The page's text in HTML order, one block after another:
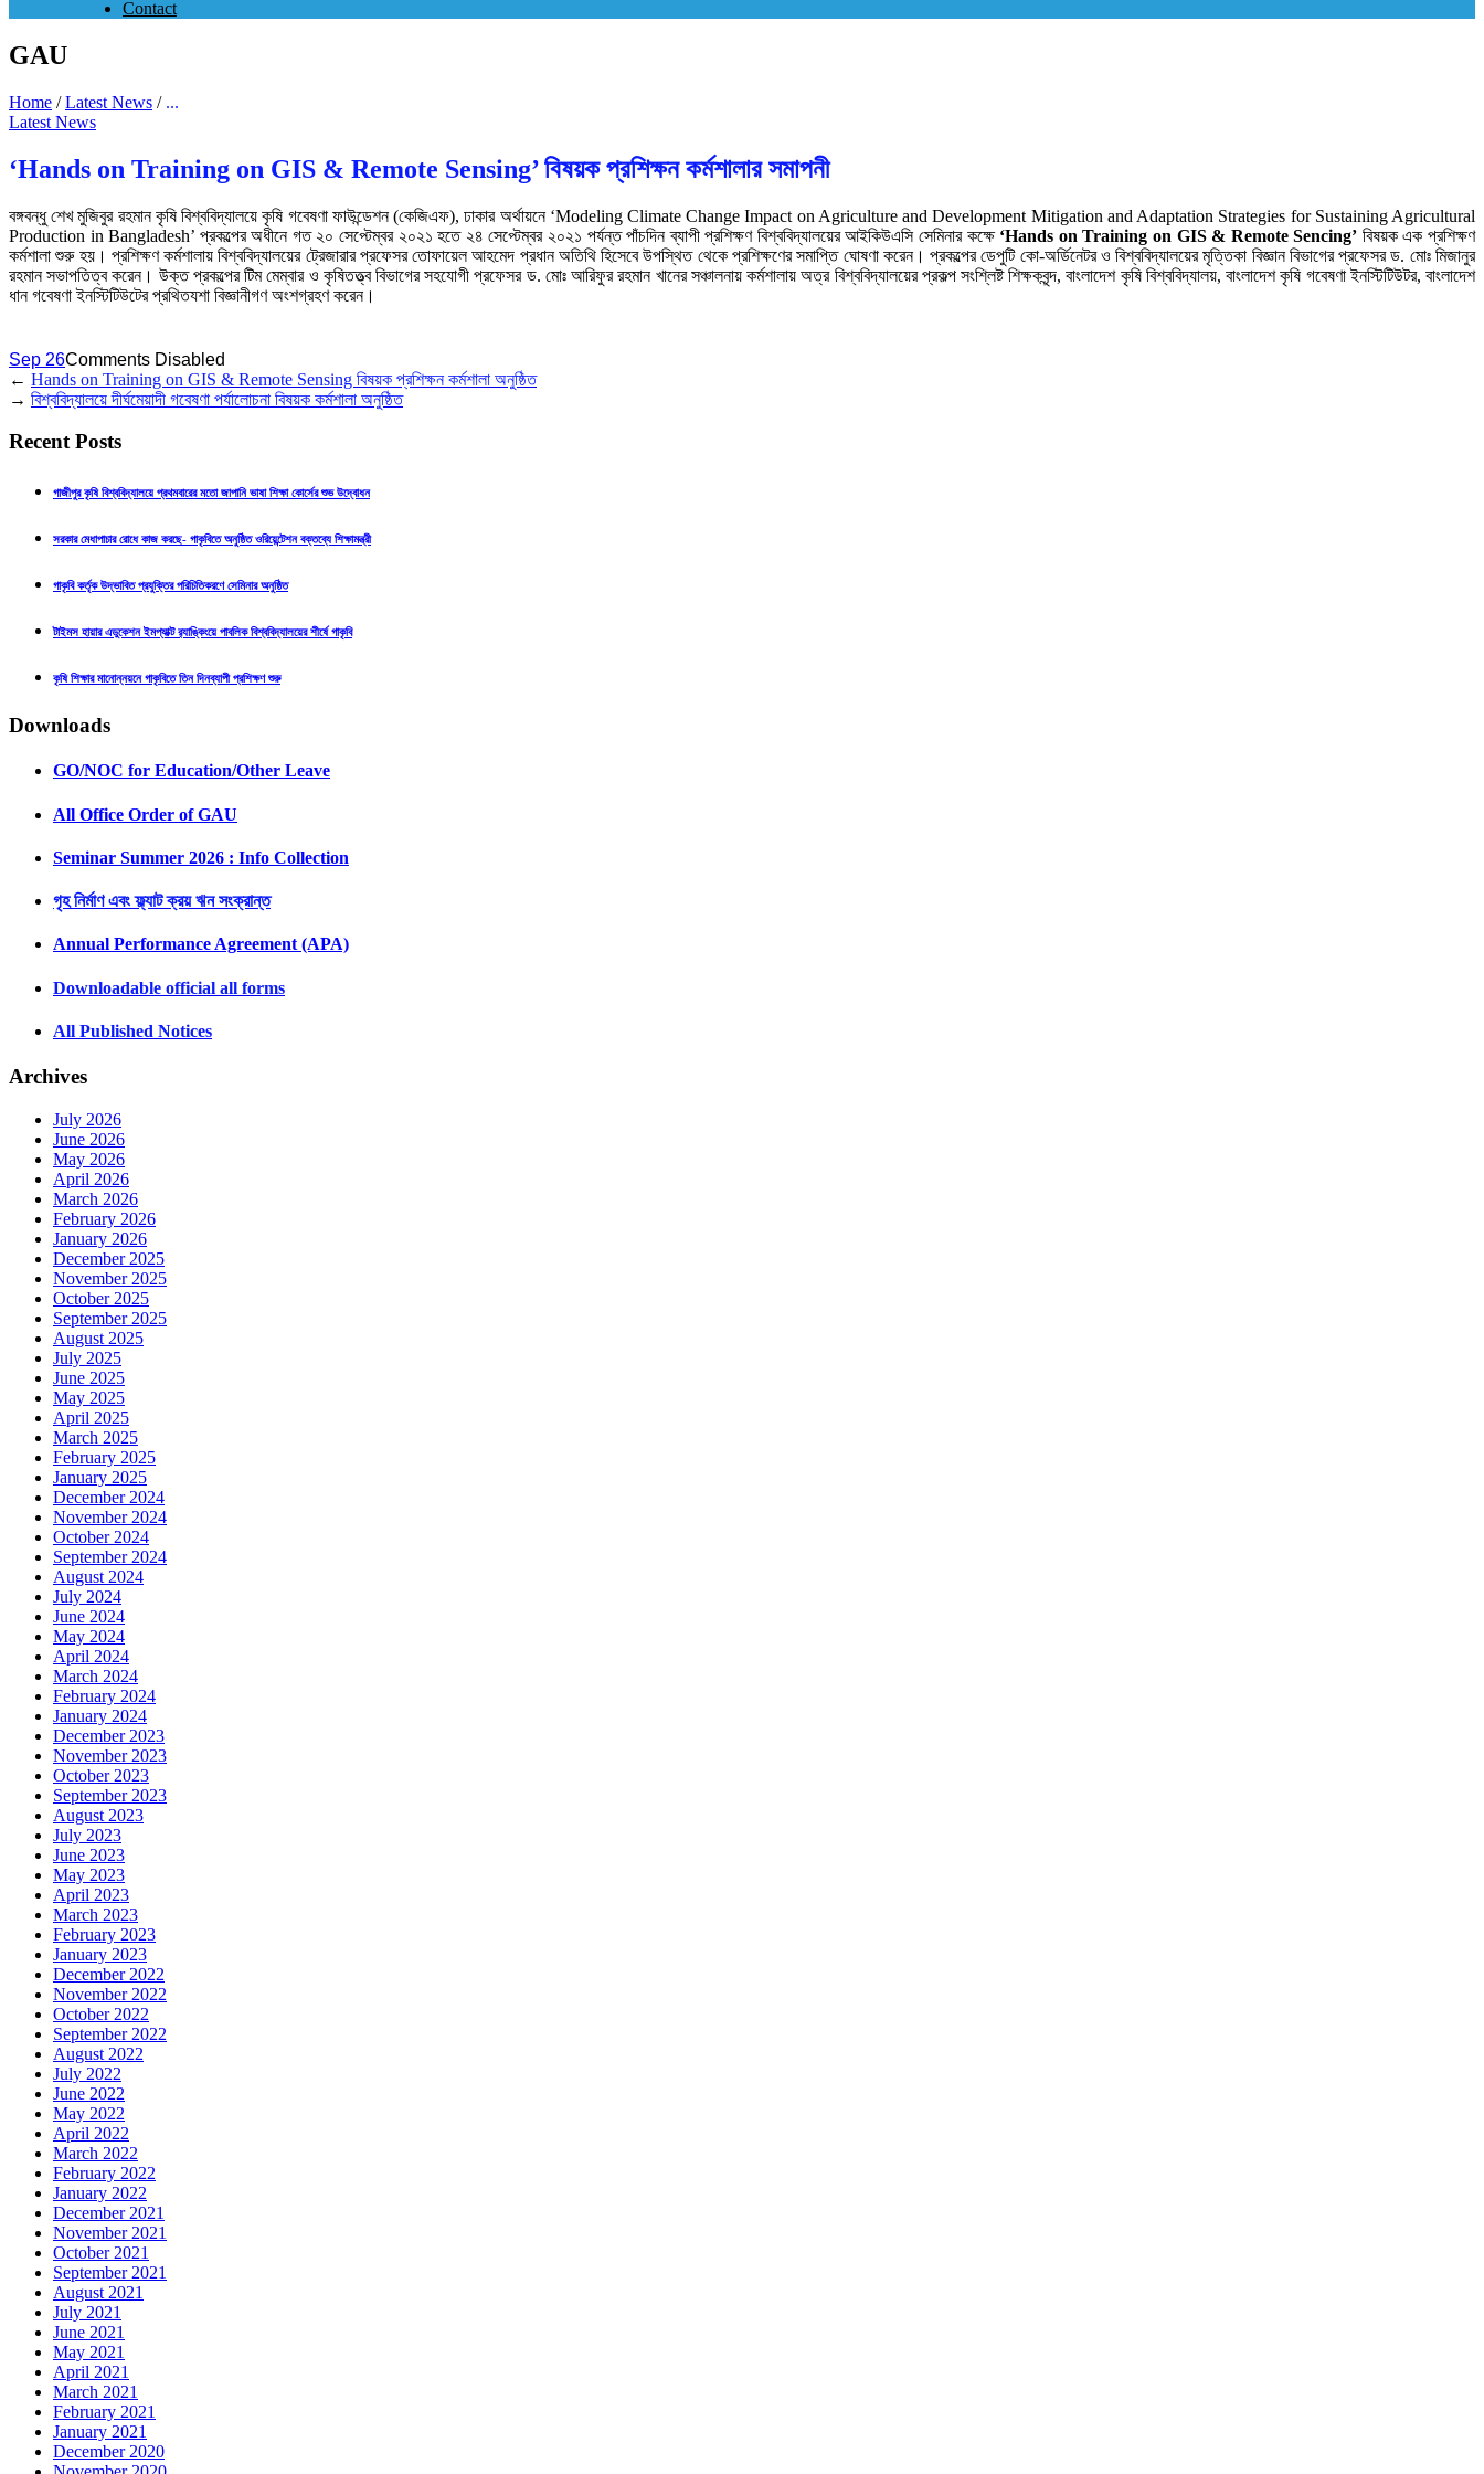
Contact
GAU
Home /Latest News / ...
Latest News
‘Hands on Training on GIS & Remote Sensing’ বিষয়ক প্রশিক্ষন কর্মশালার সমাপনী
বঙ্গবন্ধু শেখ মুজিবুর রহমান কৃষি বিশ্ববিদ্যালয়ে কৃষি গবেষণা ফাউন্ডেশন (কেজিএফ), ঢাকার অর্থায়নে ‘Modeling Climate Change Impact on Agriculture and Development Mitigation and Adaptation Strategies for Sustaining Agricultural
Production in Bangladesh’ প্রকল্পের অধীনে গত ২০ সেপ্টেম্বর ২০২১ হতে ২৪ সেপ্টেম্বর ২০২১ পর্যন্ত পাঁচদিন ব্যাপী প্রশিক্ষণ বিশ্ববিদ্যালয়ের আইকিউএসি সেমিনার কক্ষে ‘Hands on Training on GIS & Remote Sencing’ বিষয়ক এক প্রশিক্ষণ
কর্মশালা শুরু হয়। প্রশিক্ষণ কর্মশালায় বিশ্ববিদ্যালয়ের ট্রেজারার প্রফেসর তোফায়েল আহমেদ প্রধান অতিথি হিসেবে উপস্থিত থেকে প্রশিক্ষণের সমাপ্তি ঘোষণা করেন। প্রকল্পের ডেপুটি কো-অর্ডিনেটর ও বিশ্ববিদ্যালয়ের মৃত্তিকা বিজ্ঞান বিভাগের প্রফেসর ড. মোঃ মিজানুর
রহমান সভাপতিত্ব করেন। উক্ত প্রকল্পের টিম মেম্বার ও কৃষিতত্ত্ব বিভাগের সহযোগী প্রফেসর ড. মোঃ আরিফুর রহমান খানের সঞ্চালনায় কর্মশালায় অত্র বিশ্ববিদ্যালয়ের প্রকল্প সংশ্লিষ্ট শিক্ষকবৃন্দ, বাংলাদেশ কৃষি বিশ্ববিদ্যালয়, বাংলাদেশ কৃষি গবেষণা ইনস্টিটিউটর, বাংলাদেশ
ধান গবেষণা ইনস্টিটিউটের প্রথিতযশা বিজ্ঞানীগণ অংশগ্রহণ করেন।
Sep 26Comments Disabled
← Hands on Training on GIS & Remote Sensing বিষয়ক প্রশিক্ষন কর্মশালা অনুষ্ঠিত
→ বিশ্ববিদ্যালয়ে দীর্ঘমেয়াদী গবেষণা পর্যালোচনা বিষয়ক কর্মশালা অনুষ্ঠিত
Recent Posts
গাজীপুর কৃষি বিশ্ববিদ্যালয়ে প্রথমবারের মতো জাপানি ভাষা শিক্ষা কোর্সের শুভ উদ্বোধন
সরকার মেধাপাচার রোধে কাজ করছে- গাকৃবিতে অনুষ্ঠিত ওরিয়েন্টেশন বক্তব্যে শিক্ষামন্ত্রী
গাকৃবি কর্তৃক উদ্ভাবিত প্রযুক্তির পরিচিতিকরণে সেমিনার অনুষ্ঠিত
টাইমস হায়ার এডুকেশন ইমপ্যাক্ট র‍্যাঙ্কিংয়ে পাবলিক বিশ্ববিদ্যালয়ের শীর্ষে গাকৃবি
কৃষি শিক্ষার মানোন্নয়নে গাকৃবিতে তিন দিনব্যাপী প্রশিক্ষণ শুরু
Downloads
GO/NOC for Education/Other Leave
All Office Order of GAU
Seminar Summer 2026 : Info Collection
গৃহ নির্মাণ এবং ফ্ল্যাট ক্রয় ঋন সংক্রান্ত
Annual Performance Agreement (APA)
Downloadable official all forms
All Published Notices
Archives
July 2026
June 2026
May 2026
April 2026
March 2026
February 2026
January 2026
December 2025
November 2025
October 2025
September 2025
August 2025
July 2025
June 2025
May 2025
April 2025
March 2025
February 2025
January 2025
December 2024
November 2024
October 2024
September 2024
August 2024
July 2024
June 2024
May 2024
April 2024
March 2024
February 2024
January 2024
December 2023
November 2023
October 2023
September 2023
August 2023
July 2023
June 2023
May 2023
April 2023
March 2023
February 2023
January 2023
December 2022
November 2022
October 2022
September 2022
August 2022
July 2022
June 2022
May 2022
April 2022
March 2022
February 2022
January 2022
December 2021
November 2021
October 2021
September 2021
August 2021
July 2021
June 2021
May 2021
April 2021
March 2021
February 2021
January 2021
December 2020